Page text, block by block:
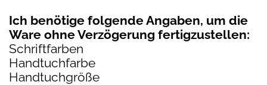
Ich benötige folgende Angaben, um die
Ware ohne Verzögerung fertigzustellen:
Schriftfarben
Handtuchfarbe
Handtuchgröße